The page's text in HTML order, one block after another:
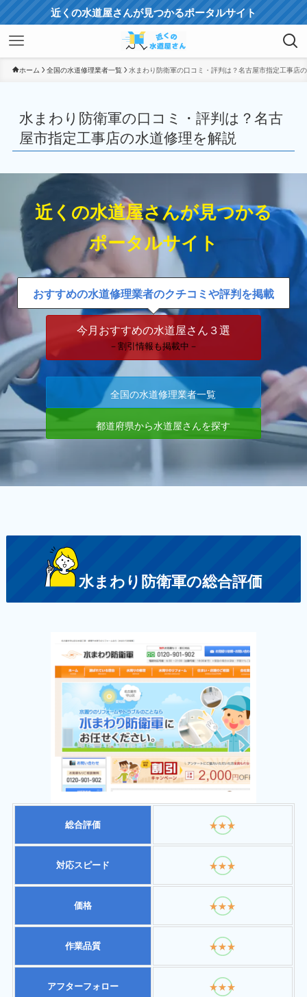
近くの水道屋さんが見つかるポータルサイト
ホーム 全国の水道修理業者一覧 水まわり防衛軍の口コミ・評判は？名古屋市指定工事店
水まわり防衛軍の口コミ・評判は？名古
屋市指定工事店の水道修理を解説
近くの水道屋さんが見つかる
ポータルサイト
おすすめの水道修理業者のクチコミや評判を掲載
今月おすすめの水道屋さん３選
－割引情報も掲載中－
全国の水道修理業者一覧
都道府県から水道屋さんを探す
水まわり防衛軍の総合評価
総合評価 ★★★
対応スピード ★★★
価格 ★★★
作業品質 ★★★
アフターフォロー ★★★